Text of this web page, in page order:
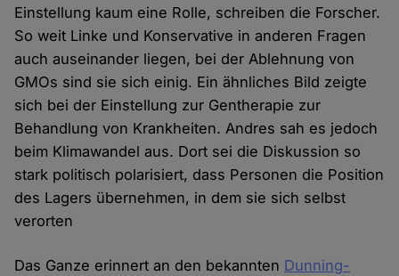
Einstellung kaum eine Rolle, schreiben die Forscher.
So weit Linke und Konservative in anderen Fragen
auch auseinander liegen, bei der Ablehnung von
GMOs sind sie sich einig. Ein ähnliches Bild zeigte
sich bei der Einstellung zur Gentherapie zur
Behandlung von Krankheiten. Andres sah es jedoch
beim Klimawandel aus. Dort sei die Diskussion so
stark politisch polarisiert, dass Personen die Position
des Lagers übernehmen, in dem sie sich selbst
verorten
Das Ganze erinnert an den bekannten Dunning-